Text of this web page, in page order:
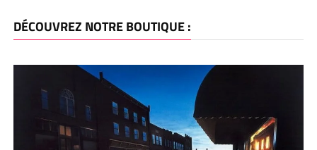
DÉCOUVREZ NOTRE BOUTIQUE :